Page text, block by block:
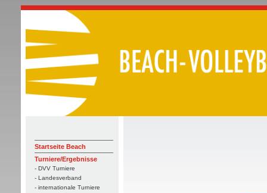
Startseite Beach
Turniere/Ergebnisse
- DVV Turniere
- Landesverband
- internationale Turniere